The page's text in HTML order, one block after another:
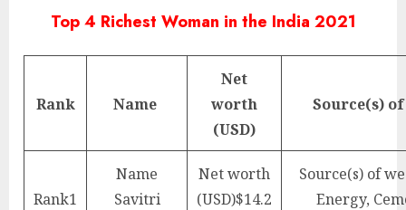
Top 4 Richest Woman in the India 2021
Rank Name
Net
worth
(USD)
Source(s)
Rank1
Name
Savitri
Net worth
(USD)$14.2
Source(s) of
Energy,